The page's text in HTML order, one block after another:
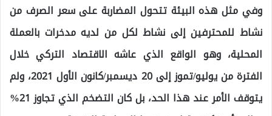
وفي مثل هذه البيئة تتحول المضاربة على سعر الصرف من
نشاط للمحترفين إلى نشاط لكل من لديه مدخرات بالعملة
المحلية، وهو الواقع الذي عاشه الاقتصاد التركي خلال
الفترة من يوليو/تموز إلى 20 ديسمبر/كانون الأول 2021، ولم
يتوقف الأمر عند هذا الحد، بل كان التضخم الذي تجاوز 21%